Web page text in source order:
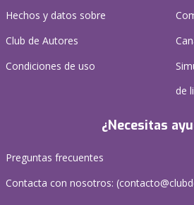
Hechos y datos sobre
Club de Autores
Condiciones de uso
de
¿Necesitas
Preguntas frecuentes
Contacta con nosotros: (